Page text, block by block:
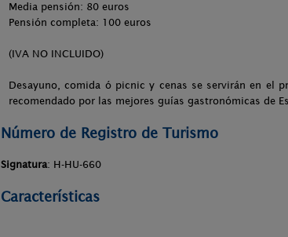
Media pensión: 80 euros
Pensión completa: 100 euros
(IVA NO INCLUIDO)
Desayuno, comida ó picnic y cenas se servirán en el
recomendado por las mejores guías gastronómicas de
Número de Registro de Turismo
Signatura: H-HU-660
Características